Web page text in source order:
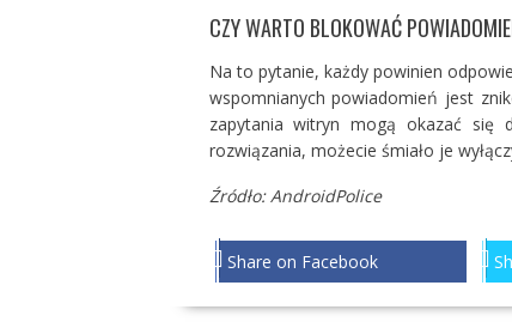
CZY WARTO BLOKOWAĆ
Na to pytanie, każdy powinien
wspomnianych powiadomień jest
zapytania witryn mogą okazać się
rozwiązania, możecie śmiało je
Źródło: AndroidPolice
Share on Facebook